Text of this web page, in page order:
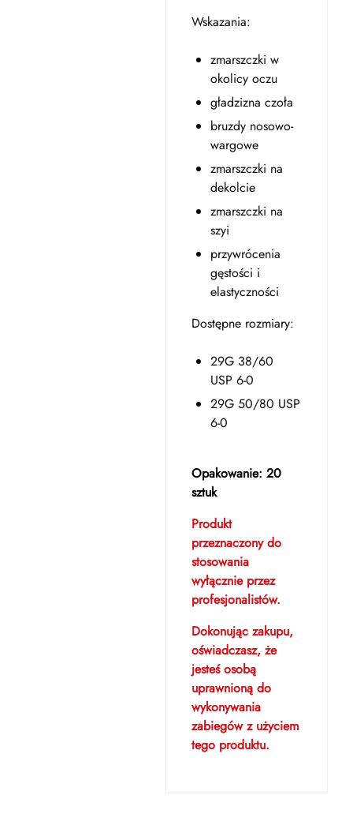
Wskazania:
zmarszczki w
okolicy oczu
gładzizna czoła
bruzdy nosowo-
wargowe
zmarszczki na
dekolcie
zmarszczki na
szyi
przywrócenia
gęstości i
elastyczności
Dostępne rozmiary:
29G 38/60
USP 6-0
29G 50/80 USP
6-0
Opakowanie: 20
sztuk
Produkt
przeznaczony do
stosowania
wyłącznie przez
profesjonalistów.
Dokonując zakupu,
oświadczasz, że
jesteś osobą
uprawnioną do
wykonywania
zabiegów z użyciem
tego produktu.